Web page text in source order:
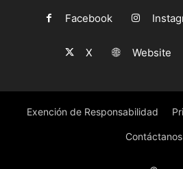
Facebook
X Website
Exención de Responsabilidad
Contáctanos